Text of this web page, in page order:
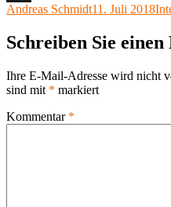
X
Autor
Andreas SchmidtVeröffentlicht
11. Juli 2018
Schreiben Sie
Ihre E-Mail-Adresse wird nicht
sind mit * markiert
Kommentar *